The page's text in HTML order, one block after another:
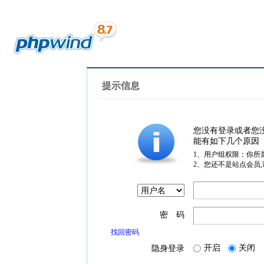
提示信息
您没有登录或者您
能有如下几个原因
1、用户组权限：你所
2、您还不是站点会员
密 码
找回密码
隐身登录 开启 关闭